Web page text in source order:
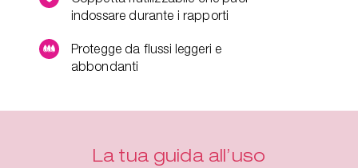
indossare durante i rapporti
Protegge da flussi leggeri e
abbondanti
La tua guida all’uso